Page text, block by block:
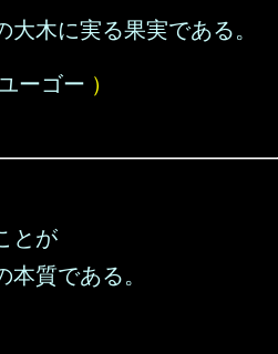
大木に実る果実である。
ーゴー ）
とが
質である。